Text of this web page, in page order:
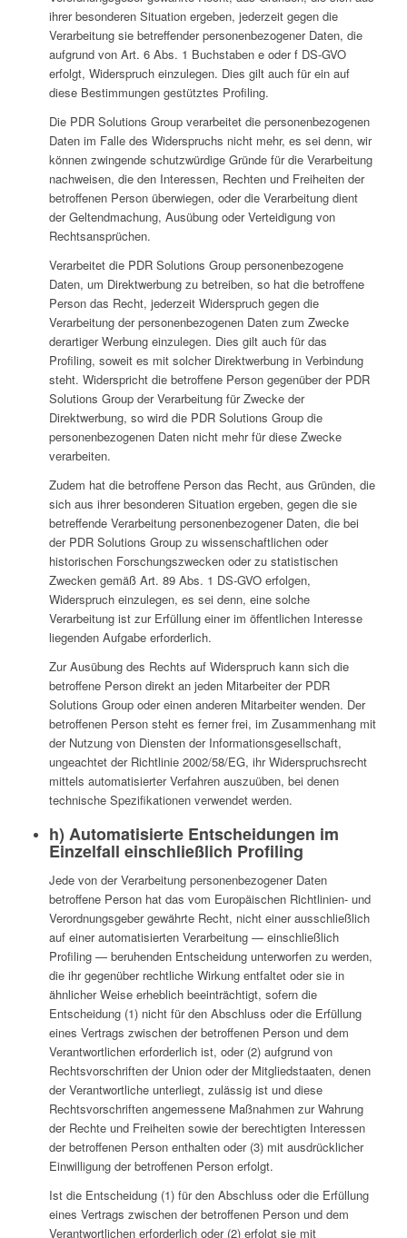
ihrer besonderen Situation ergeben, jederzeit gegen die
Verarbeitung sie betreffender personenbezogener Daten, die
aufgrund von Art. 6 Abs. 1 Buchstaben e oder f DS-GVO
erfolgt, Widerspruch einzulegen. Dies gilt auch für ein auf
diese Bestimmungen gestütztes Profiling.
Die PDR Solutions Group verarbeitet die personenbezogenen
Daten im Falle des Widerspruchs nicht mehr, es sei denn, wir
können zwingende schutzwürdige Gründe für die Verarbeitung
nachweisen, die den Interessen, Rechten und Freiheiten der
betroffenen Person überwiegen, oder die Verarbeitung dient
der Geltendmachung, Ausübung oder Verteidigung von
Rechtsansprüchen.
Verarbeitet die PDR Solutions Group personenbezogene
Daten, um Direktwerbung zu betreiben, so hat die betroffene
Person das Recht, jederzeit Widerspruch gegen die
Verarbeitung der personenbezogenen Daten zum Zwecke
derartiger Werbung einzulegen. Dies gilt auch für das
Profiling, soweit es mit solcher Direktwerbung in Verbindung
steht. Widerspricht die betroffene Person gegenüber der PDR
Solutions Group der Verarbeitung für Zwecke der
Direktwerbung, so wird die PDR Solutions Group die
personenbezogenen Daten nicht mehr für diese Zwecke
verarbeiten.
Zudem hat die betroffene Person das Recht, aus Gründen, die
sich aus ihrer besonderen Situation ergeben, gegen die sie
betreffende Verarbeitung personenbezogener Daten, die bei
der PDR Solutions Group zu wissenschaftlichen oder
historischen Forschungszwecken oder zu statistischen
Zwecken gemäß Art. 89 Abs. 1 DS-GVO erfolgen,
Widerspruch einzulegen, es sei denn, eine solche
Verarbeitung ist zur Erfüllung einer im öffentlichen Interesse
liegenden Aufgabe erforderlich.
Zur Ausübung des Rechts auf Widerspruch kann sich die
betroffene Person direkt an jeden Mitarbeiter der PDR
Solutions Group oder einen anderen Mitarbeiter wenden. Der
betroffenen Person steht es ferner frei, im Zusammenhang mit
der Nutzung von Diensten der Informationsgesellschaft,
ungeachtet der Richtlinie 2002/58/EG, ihr Widerspruchsrecht
mittels automatisierter Verfahren auszuüben, bei denen
technische Spezifikationen verwendet werden.
h) Automatisierte Entscheidungen im
Einzelfall einschließlich Profiling
Jede von der Verarbeitung personenbezogener Daten
betroffene Person hat das vom Europäischen Richtlinien- und
Verordnungsgeber gewährte Recht, nicht einer ausschließlich
auf einer automatisierten Verarbeitung — einschließlich
Profiling — beruhenden Entscheidung unterworfen zu werden,
die ihr gegenüber rechtliche Wirkung entfaltet oder sie in
ähnlicher Weise erheblich beeinträchtigt, sofern die
Entscheidung (1) nicht für den Abschluss oder die Erfüllung
eines Vertrags zwischen der betroffenen Person und dem
Verantwortlichen erforderlich ist, oder (2) aufgrund von
Rechtsvorschriften der Union oder der Mitgliedstaaten, denen
der Verantwortliche unterliegt, zulässig ist und diese
Rechtsvorschriften angemessene Maßnahmen zur Wahrung
der Rechte und Freiheiten sowie der berechtigten Interessen
der betroffenen Person enthalten oder (3) mit ausdrücklicher
Einwilligung der betroffenen Person erfolgt.
Ist die Entscheidung (1) für den Abschluss oder die Erfüllung
eines Vertrags zwischen der betroffenen Person und dem
Verantwortlichen erforderlich oder (2) erfolgt sie mit